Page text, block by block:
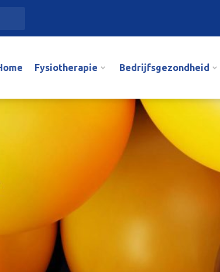
Fysiotherapie Bedrijfsgezondheid